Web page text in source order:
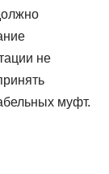
не
муфт.